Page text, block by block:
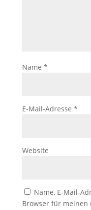
Name *
E-Mail-Adresse *
Website
Name, E-Mail-
Browser für meinen